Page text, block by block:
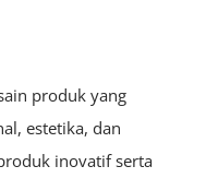
produk yang
estetika, dan
inovatif serta